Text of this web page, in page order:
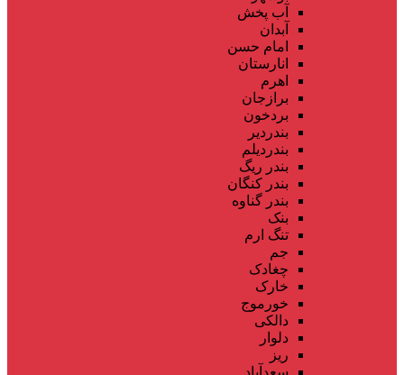
آب پخش
آبدان
امام حسن
انارستان
اهرم
برازجان
بردخون
بندردیر
بندردیلم
بندر ریگ
بندر کنگان
بندر گناوه
بنک
تنگ ارم
جم
چغادک
خارک
خورموج
دالکی
دلوار
ریز
سعدآباد